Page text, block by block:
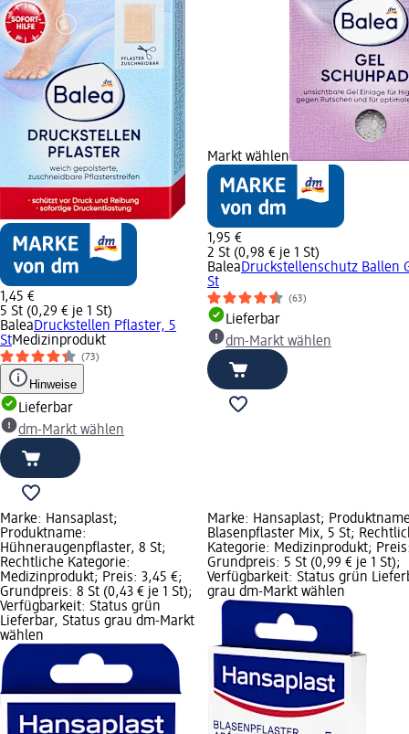
1,45 €
5 St (0,29 € je 1 St)
BaleaDruckstellen Pflaster, 5
StMedizinprodukt
(73)
Hinweise
Lieferbar
dm-Markt wählen
Markt wählen
1,95 €
2 St (0,98 € je 1 St)
BaleaDruckstellenschutz Ballen
St
(63)
Lieferbar
dm-Markt wählen
Marke: Hansaplast;
Produktname:
Hühneraugenpflaster, 8 St;
Rechtliche Kategorie:
Medizinprodukt; Preis: 3,45 €;
Grundpreis: 8 St (0,43 € je 1 St);
Verfügbarkeit: Status grün
Lieferbar, Status grau dm-Markt
wählen
Marke: Hansaplast;
Blasenpflaster Mix, 5 St;
Kategorie: Medizinprodukt;
Grundpreis: 5 St (0,99 € je 1 St);
Verfügbarkeit: Status grün
grau dm-Markt wählen